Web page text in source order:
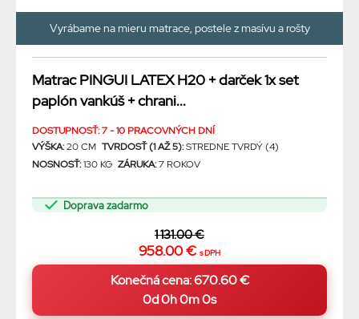
Vyrábame na mieru matrace, postele z masívu a rošty
Matrac PINGUI LATEX H20 + darček 1x set
paplón vankúš + chrani...
DOSTUPNOSŤ: 7 - 10 PRACOVNÝCH DNÍ
VÝŠKA:20 CM TVRDOSŤ (1 AŽ 5):STREDNE TVRDÝ (4)
NOSNOSŤ:130 KG ZÁRUKA:7 ROKOV
Doprava zadarmo
1 131.00 €
958.00 € s DPH
0d 0h 0m 0s